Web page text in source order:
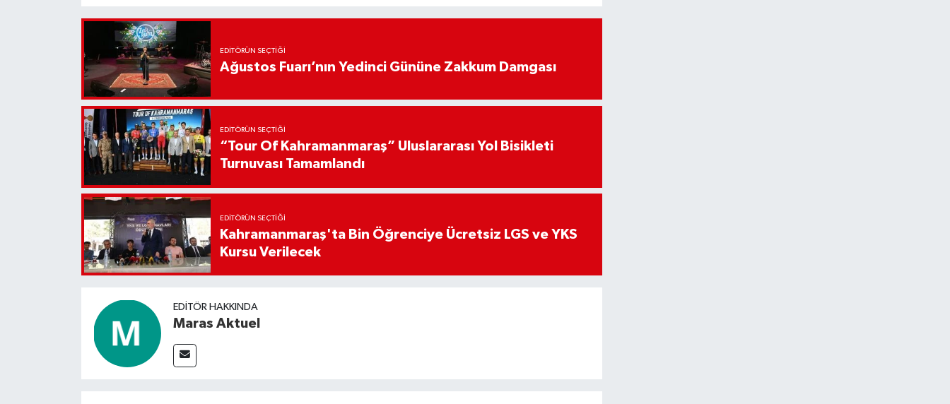
EDITÖRÜN SEÇTIĞI
Ağustos Fuarı’nın Yedinci Gününe Zakkum Damgası
EDITÖRÜN SEÇTIĞI
“Tour Of Kahramanmaraş” Uluslararası Yol Bisikleti
Turnuvası Tamamlandı
EDITÖRÜN SEÇTIĞI
Kahramanmaraş'ta Bin Öğrenciye Ücretsiz LGS ve YKS
Kursu Verilecek
EDITÖR HAKKINDA
Maras Aktuel